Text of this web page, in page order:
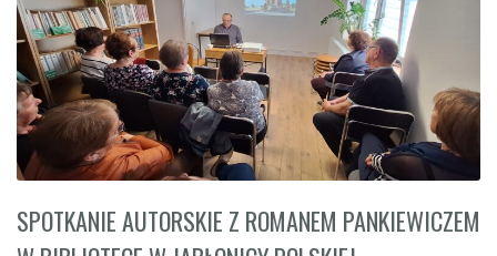
SPOTKANIE AUTORSKIE Z ROMANEM PANKIEWICZEM